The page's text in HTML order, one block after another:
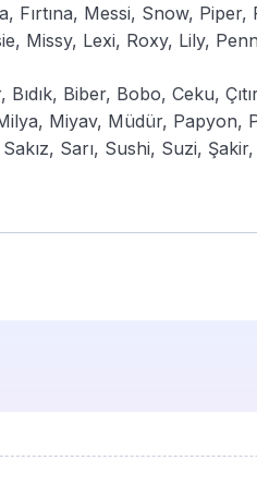
Fırtına, Messi, Snow,
Missy, Lexi, Roxy, Lily,
Bıdık, Biber, Bobo, Ceku,
Miyav, Müdür, Papyon,
Sarı, Sushi, Suzi,